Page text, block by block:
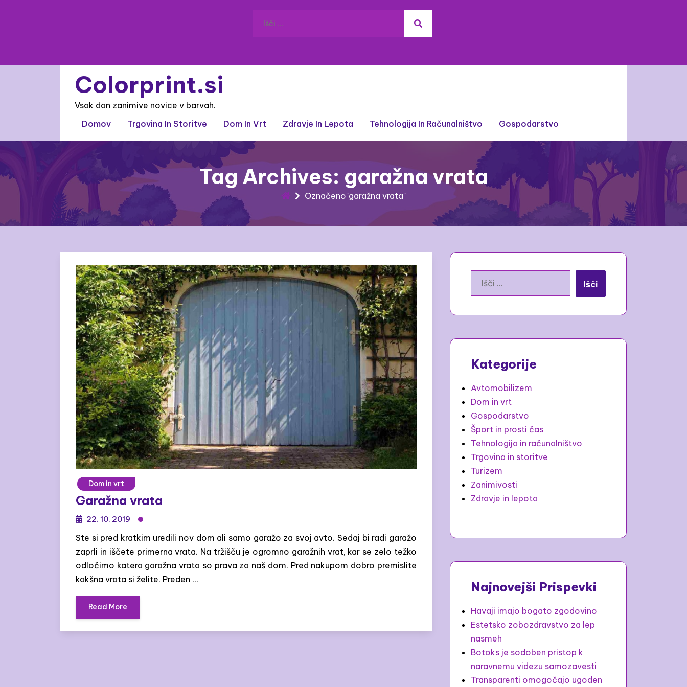
Colorprint.si
Vsak dan zanimive novice v barvah.
Domov
Trgovina In Storitve Dom In Vrt Zdravje In Lepota Tehnologija In Računalništvo Gospodarstvo
Tag Archives: garažna vrata
Označeno"garažna vrata"
Dom in vrt
Garažna vrata
22. 10. 2019
Ste si pred kratkim uredili nov dom ali samo garažo za svoj avto. Sedaj bi radi garažo
zaprli in iščete primerna vrata. Na tržišču je ogromno garažnih vrat, kar se zelo težko
odločimo katera garažna vrata so prava za naš dom. Pred nakupom dobro premislite
kakšna vrata si želite. Preden …
Read More
Kategorije
Avtomobilizem
Dom in vrt
Gospodarstvo
Šport in prosti čas
Tehnologija in računalništvo
Trgovina in storitve
Turizem
Zanimivosti
Zdravje in lepota
Najnovejši Prispevki
Havaji imajo bogato zgodovino
Estetsko zobozdravstvo za lep
nasmeh
Botoks je sodoben pristop k
naravnemu videzu samozavesti
Transparenti omogočajo ugoden